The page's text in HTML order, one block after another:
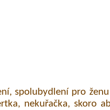
spolubydlení pro
nekuřačka, skoro